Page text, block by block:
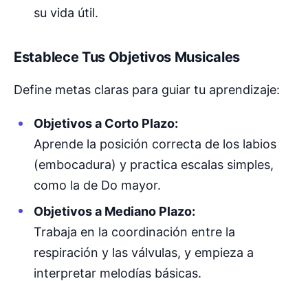
su vida útil.
Establece Tus Objetivos Musicales
Define metas claras para guiar tu aprendizaje:
Objetivos a Corto Plazo:
Aprende la posición correcta de los labios
(embocadura) y practica escalas simples,
como la de Do mayor.
Objetivos a Mediano Plazo:
Trabaja en la coordinación entre la
respiración y las válvulas, y empieza a
interpretar melodías básicas.